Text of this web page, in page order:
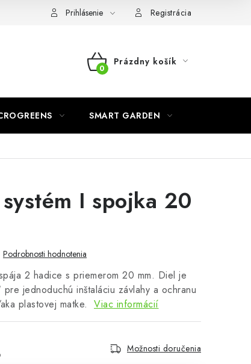
osobných údajov
Prihlásenie Registrácia
NÁKUPNÝ
Prázdny košík
SMART GARDEN
I spojka 20
Podrobnosti hodnotenia
2 hadice s priemerom 20 mm. Diel je
pre jednoduchú inštaláciu závlahy a ochranu
plastovej matke. Viac informácií
Možnosti doručenia